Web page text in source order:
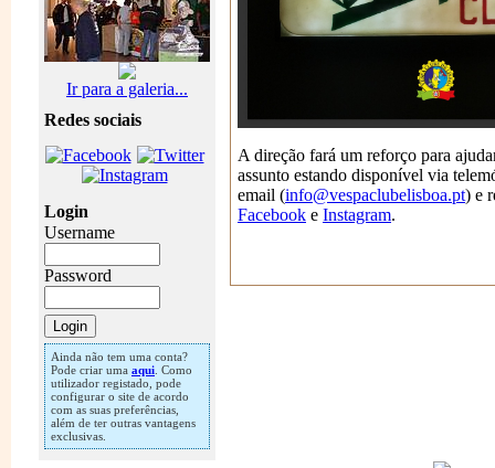
Ir para a galeria...
Redes sociais
Login
Username
Password
Ainda não tem uma conta?
Pode criar uma aqui . Como
utilizador registado, pode
configurar o site de acordo
com as suas preferências,
além de ter outras vantagens
exclusivas.
A direção fará um reforço para
assunto estando disponível via
email (info@vespaclubelisboa.pt) e
Facebook e Instagram.